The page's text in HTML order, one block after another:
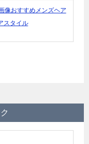
像おすすめメンズヘア
スタイル